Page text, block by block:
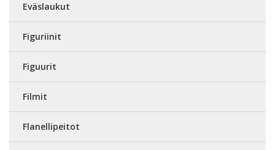
Eväslaukut
Figuriinit
Figuurit
Filmit
Flanellipeitot